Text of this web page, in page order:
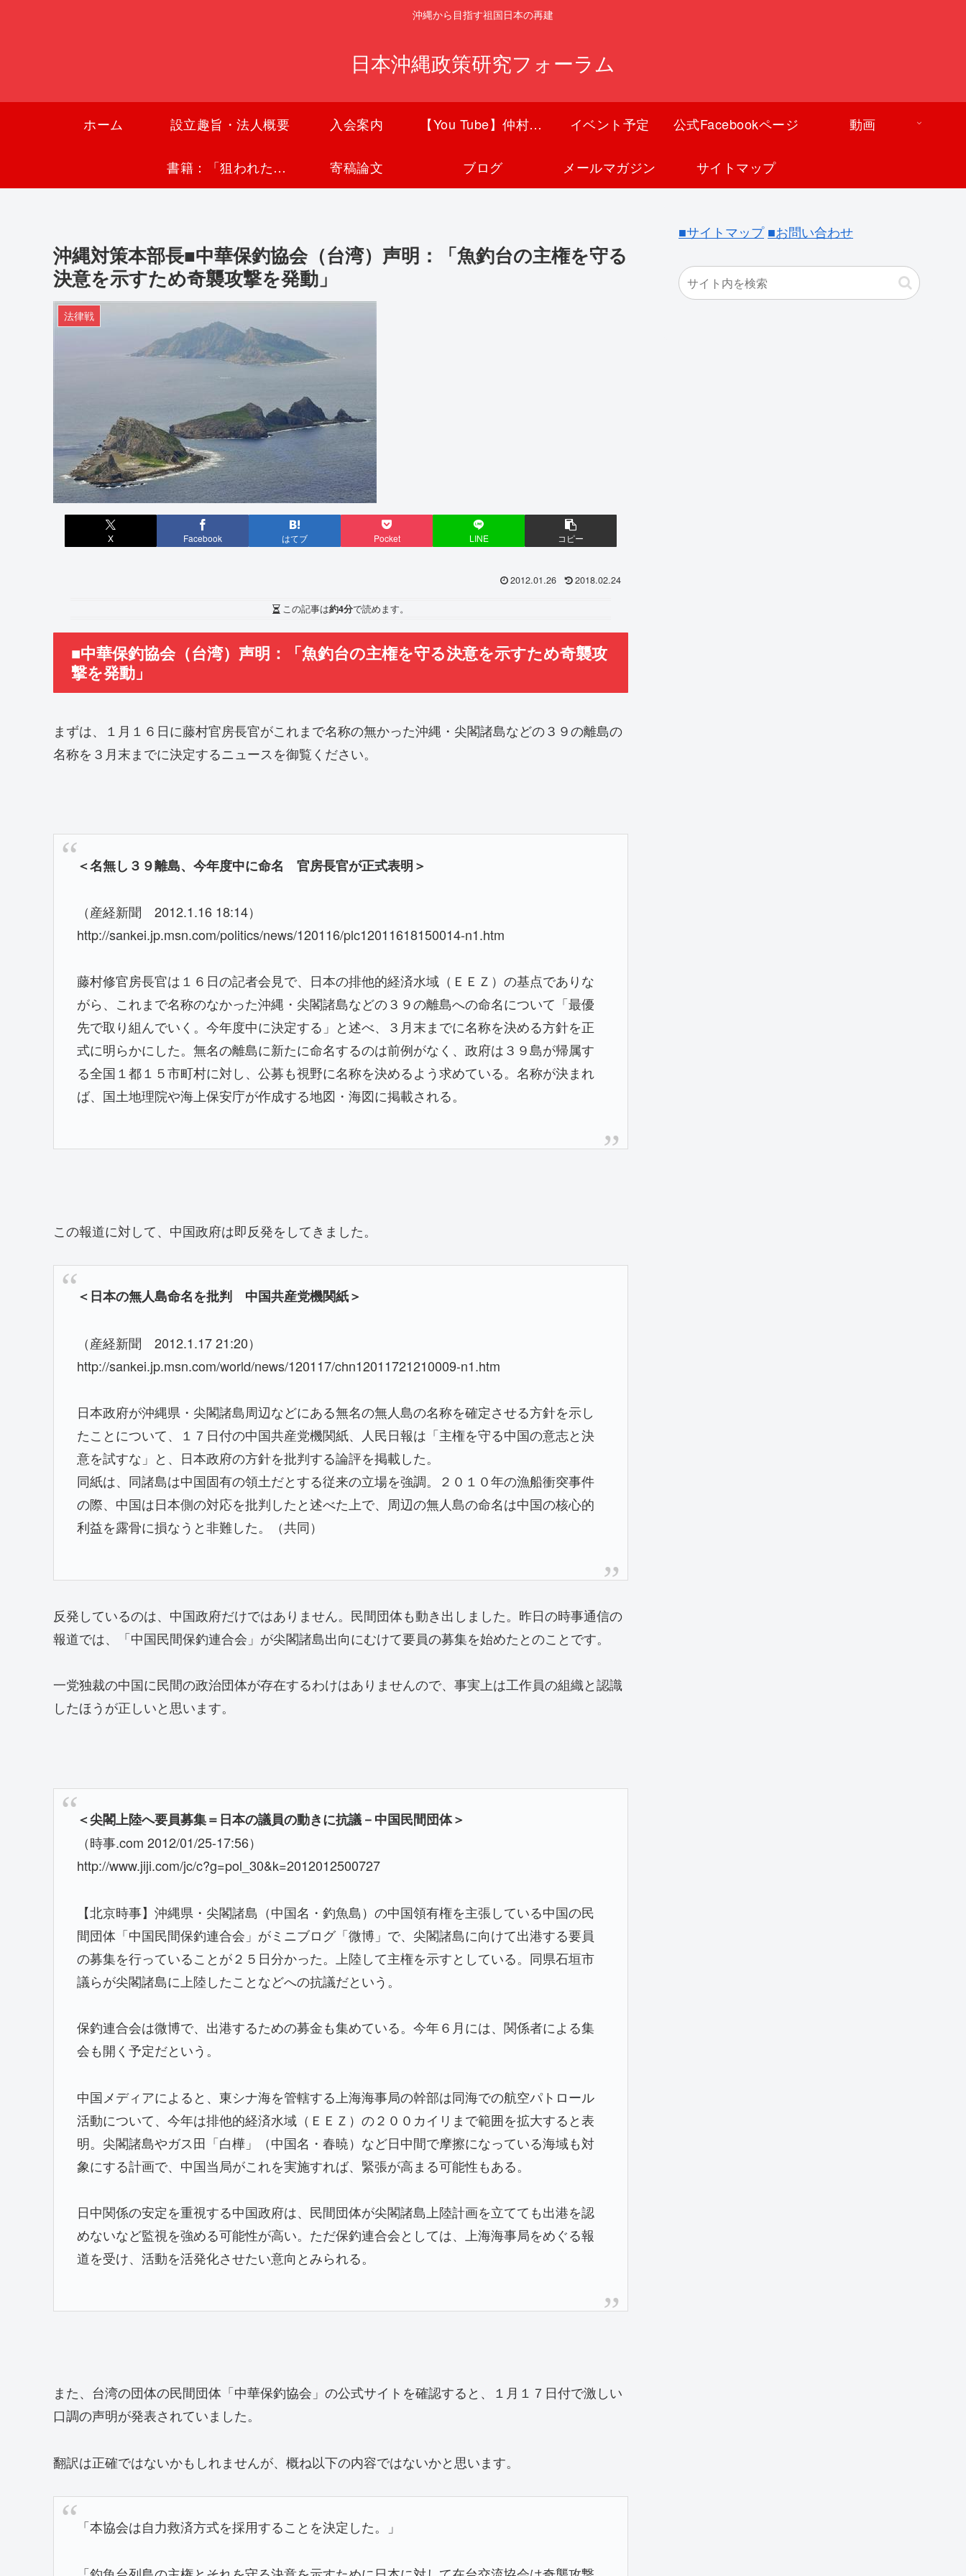
沖縄から目指す祖国日本の再建
日本沖縄政策研究フォーラム
ホーム 設立趣旨・法人概要 入会案内 【You Tube】仲村覚チャンネル イベント予定 公式Facebookページ 動画
書籍：「狙われた沖縄〜真実の沖縄史が日本を救う〜」 寄稿論文 ブログ メールマガジン サイトマップ
沖縄対策本部長■中華保釣協会（台湾）声明：「魚釣台の主権を守る
決意を示すため奇襲攻撃を発動」
法律戦
X Facebook はてブ Pocket LINE コピー
2012.01.26 2018.02.24
この記事は約4分で読めます。
■中華保釣協会（台湾）声明：「魚釣台の主権を守る決意を示すため奇襲攻
撃を発動」
まずは、１月１６日に藤村官房長官がこれまで名称の無かった沖縄・尖閣諸島などの３９の離島の
名称を３月末までに決定するニュースを御覧ください。
＜名無し３９離島、今年度中に命名 官房長官が正式表明＞
（産経新聞 2012.1.16 18:14）
http://sankei.jp.msn.com/politics/news/120116/plc12011618150014-n1.htm
藤村修官房長官は１６日の記者会見で、日本の排他的経済水域（ＥＥＺ）の基点でありな
がら、これまで名称のなかった沖縄・尖閣諸島などの３９の離島への命名について「最優
先で取り組んでいく。今年度中に決定する」と述べ、３月末までに名称を決める方針を正
式に明らかにした。無名の離島に新たに命名するのは前例がなく、政府は３９島が帰属す
る全国１都１５市町村に対し、公募も視野に名称を決めるよう求めている。名称が決まれ
ば、国土地理院や海上保安庁が作成する地図・海図に掲載される。
この報道に対して、中国政府は即反発をしてきました。
＜日本の無人島命名を批判 中国共産党機関紙＞
（産経新聞 2012.1.17 21:20）
http://sankei.jp.msn.com/world/news/120117/chn12011721210009-n1.htm
日本政府が沖縄県・尖閣諸島周辺などにある無名の無人島の名称を確定させる方針を示し
たことについて、１７日付の中国共産党機関紙、人民日報は「主権を守る中国の意志と決
意を試すな」と、日本政府の方針を批判する論評を掲載した。
同紙は、同諸島は中国固有の領土だとする従来の立場を強調。２０１０年の漁船衝突事件
の際、中国は日本側の対応を批判したと述べた上で、周辺の無人島の命名は中国の核心的
利益を露骨に損なうと非難した。（共同）
反発しているのは、中国政府だけではありません。民間団体も動き出しました。昨日の時事通信の
報道では、「中国民間保釣連合会」が尖閣諸島出向にむけて要員の募集を始めたとのことです。
一党独裁の中国に民間の政治団体が存在するわけはありませんので、事実上は工作員の組織と認識
したほうが正しいと思います。
＜尖閣上陸へ要員募集＝日本の議員の動きに抗議－中国民間団体＞
（時事.com 2012/01/25-17:56）
http://www.jiji.com/jc/c?g=pol_30&k=2012012500727
【北京時事】沖縄県・尖閣諸島（中国名・釣魚島）の中国領有権を主張している中国の民
間団体「中国民間保釣連合会」がミニブログ「微博」で、尖閣諸島に向けて出港する要員
の募集を行っていることが２５日分かった。上陸して主権を示すとしている。同県石垣市
議らが尖閣諸島に上陸したことなどへの抗議だという。
保釣連合会は微博で、出港するための募金も集めている。今年６月には、関係者による集
会も開く予定だという。
中国メディアによると、東シナ海を管轄する上海海事局の幹部は同海での航空パトロール
活動について、今年は排他的経済水域（ＥＥＺ）の２００カイリまで範囲を拡大すると表
明。尖閣諸島やガス田「白樺」（中国名・春暁）など日中間で摩擦になっている海域も対
象にする計画で、中国当局がこれを実施すれば、緊張が高まる可能性もある。
日中関係の安定を重視する中国政府は、民間団体が尖閣諸島上陸計画を立てても出港を認
めないなど監視を強める可能性が高い。ただ保釣連合会としては、上海海事局をめぐる報
道を受け、活動を活発化させたい意向とみられる。
また、台湾の団体の民間団体「中華保釣協会」の公式サイトを確認すると、１月１７日付で激しい
口調の声明が発表されていました。
翻訳は正確ではないかもしれませんが、概ね以下の内容ではないかと思います。
「本協会は自力救済方式を採用することを決定した。」
■サイトマップ ■お問い合わせ